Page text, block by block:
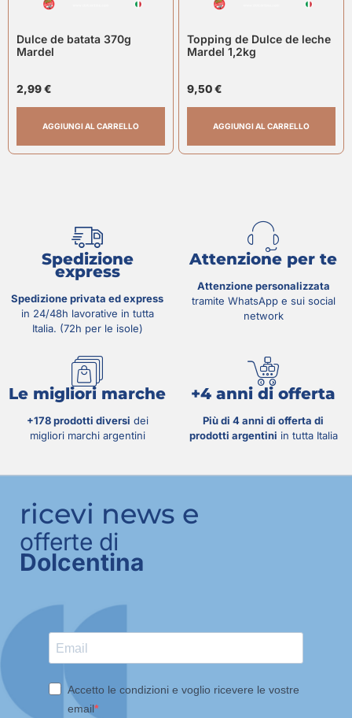
Dulce de batata 370g
Mardel
2,99€
AGGIUNGI AL CARRELLO
Topping de Dulce de leche
Mardel 1,2kg
9,50€
AGGIUNGI AL CARRELLO
Spedizione
express
Spedizione privata ed express
in 24/48h lavorative in tutta
Italia. (72h per le isole)
Attenzione per te
Attenzione personalizzata
tramite WhatsApp e sui social
network
Le migliori marche
+178 prodotti diversi dei
migliori marchi argentini
+4 anni di offerta
Più di 4 anni di offerta di
prodotti argentini in tutta Italia
ricevi news e
offerte di
Dolcentina
Accetto le condizioni e voglio ricevere le vostre
email